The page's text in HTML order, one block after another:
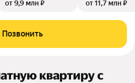
от 9,9 млн ₽
от 11,7 млн ₽
Позвонить
квартиру с